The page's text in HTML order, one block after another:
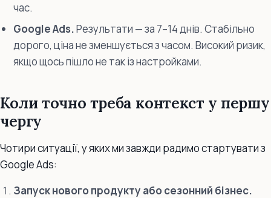
час.
Google Ads.Результати — за 7–14 днів. Стабільно
дорого, ціна не зменшується з часом. Високий ризик,
якщо щось пішло не так із настройками.
Коли точно треба контекст у першу
чергу
Чотири ситуації, у яких ми завжди радимо стартувати з
Google Ads:
Запуск нового продукту або сезонний бізнес.